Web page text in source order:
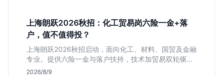
上海朗跃2026秋招：化工贸易岗六险一金+落
户，值不值得投？
上海朗跃2026秋招启动，面向化工、材料、国贸及金融
专业。提供六险一金与落户扶持，技术加贸易双轮驱动
模式稳定性高。本文解读岗位需求与福利含金量，帮应
2026/8/9